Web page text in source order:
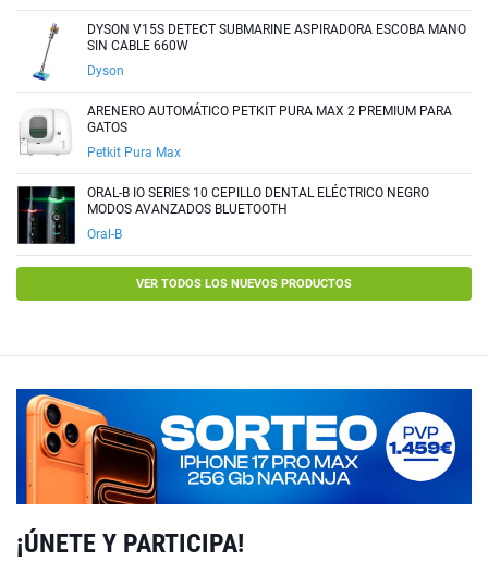
DYSON V15S DETECT SUBMARINE ASPIRADORA ESCOBA MANO
SIN CABLE 660W
Dyson
ARENERO AUTOMÁTICO PETKIT PURA MAX 2 PREMIUM PARA
GATOS
Petkit Pura Max
ORAL-B IO SERIES 10 CEPILLO DENTAL ELÉCTRICO NEGRO
MODOS AVANZADOS BLUETOOTH
Oral-B
VER TODOS LOS NUEVOS PRODUCTOS
¡ÚNETE Y PARTICIPA!